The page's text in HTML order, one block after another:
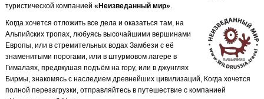
туристической компанией «Неизведанный мир».
Когда хочется отложить все дела и оказаться там, на
Альпийских тропах, любуясь высочайшими вершинами
Европы, или в стремительных водах Замбези с её
знаменитыми порогами, или в штурмовом лагере в
Гималаях, предвкушая подъём на гору, или в джунглях
Бирмы, знакомясь с наследием древнейших цивилизаций, Когда хочется
полной перезагрузки, отправляйтесь в путешествие с компанией